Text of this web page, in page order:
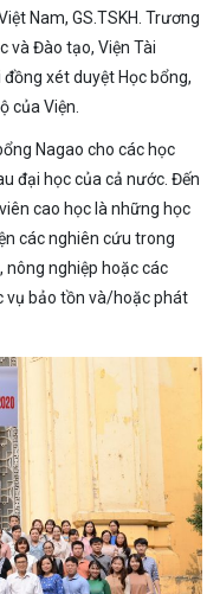
Nam, GS.TSKH. Trương
và Đào tạo, Viện Tài
xét duyệt Học bổng,
của Viện.
Nagao cho các học
đại học của cả nước. Đến
cao học là những học
các nghiên cứu trong
nông nghiệp hoặc các
vụ bảo tồn và/hoặc phát